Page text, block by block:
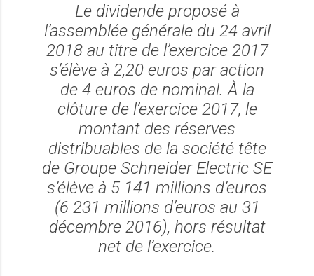
Le dividende proposé à
l’assemblée générale du 24 avril
2018 au titre de l’exercice 2017
s’élève à 2,20 euros par action
de 4 euros de nominal. À la
clôture de l’exercice 2017, le
montant des réserves
distribuables de la société tête
de Groupe Schneider Electric SE
s’élève à 5 141 millions d’euros
(6 231 millions d’euros au 31
décembre 2016), hors résultat
net de l’exercice.